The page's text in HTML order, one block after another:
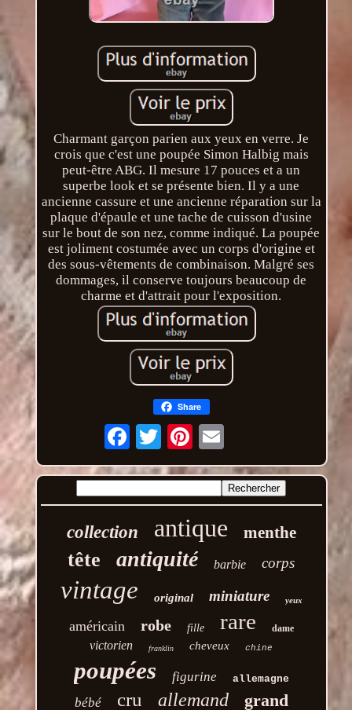
Charmant garçon parien aux yeux en verre. Je
crois que c'est une poupée Simon Halbig mais
peut-être ABG. Il mesure 17 pouces et a un
superbe look et se présente bien. Il y a une
ancienne cassure et une ancienne réparation sur la
plaque d'épaule et une tache de cuisson d'usine
sur le bout de son nez, comme indiqué. La poupée
est joliment costumée avec un corps d'origine et
des sous-vêtements de combinaison. Malgré ses
dommages, il conserve toujours beaucoup de
charme et d'attrait pour l'exposition.
Share
Email
collection antique menthe
tête antiquité barbie corps
vintage original miniature yeux
américain robe fille rare dame
victorien franklin cheveux chine
poupées figurine allemagne
bébé cru allemand grand